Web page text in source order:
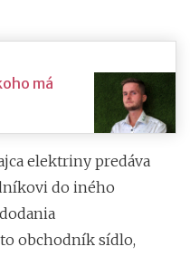
má
elektriny predáva
do iného
obchodník sídlo,